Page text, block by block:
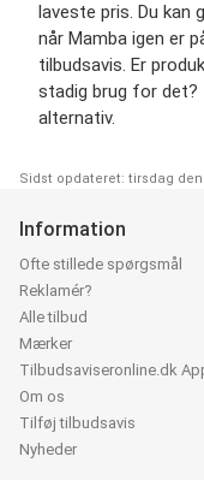
laveste pris. Du kan
når Mamba igen er
tilbudsavis. Er
stadig brug for det?
alternativ.
Sidst opdateret: tirsdag den
Information
Ofte stillede spørgsmål
Reklamér?
Alle tilbud
Mærker
Tilbudsaviseronline.dk
Om os
Tilføj tilbudsavis
Nyheder